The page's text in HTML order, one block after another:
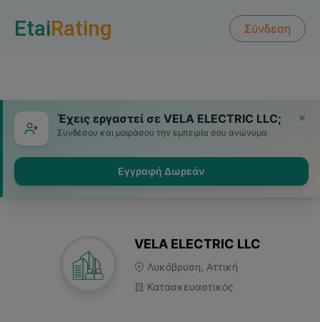
EtaiRating Σύνδεση
Έχεις εργαστεί σε VELA ELECTRIC LLC;
Συνδέσου και μοιράσου την εμπειρία σου ανώνυμα
Εγγραφή Δωρεάν
VELA ELECTRIC LLC
Λυκόβρυση, Αττική
Κατασκευαστικός